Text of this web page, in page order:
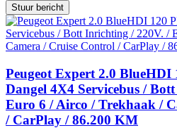
Stuur bericht
Peugeot Expert 2.0
Dangel 4X4 Servicebus /
Euro 6 / Airco / Trekhaak /
/ CarPlay / 86.200 KM